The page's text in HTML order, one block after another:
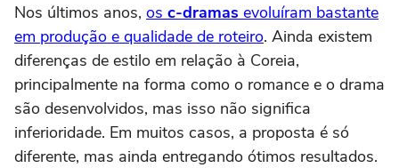
Nos últimos anos, os c-dramas evoluíram bastante
em produção e qualidade de roteiro. Ainda existem
diferenças de estilo em relação à Coreia,
principalmente na forma como o romance e o drama
são desenvolvidos, mas isso não significa
inferioridade. Em muitos casos, a proposta é só
diferente, mas ainda entregando ótimos resultados.